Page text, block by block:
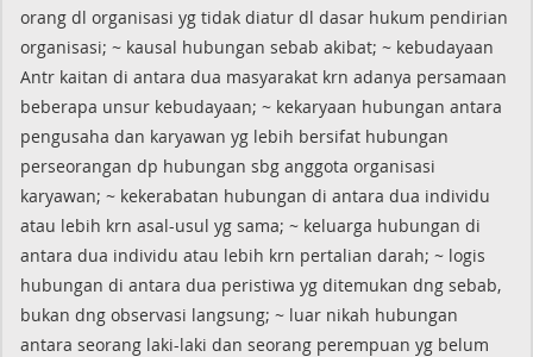
orang dl organisasi yg tidak diatur dl dasar hukum pendirian
organisasi; ~ kausal hubungan sebab akibat; ~ kebudayaan
Antr kaitan di antara dua masyarakat krn adanya persamaan
beberapa unsur kebudayaan; ~ kekaryaan hubungan antara
pengusaha dan karyawan yg lebih bersifat hubungan
perseorangan dp hubungan sbg anggota organisasi
karyawan; ~ kekerabatan hubungan di antara dua individu
atau lebih krn asal-usul yg sama; ~ keluarga hubungan di
antara dua individu atau lebih krn pertalian darah; ~ logis
hubungan di antara dua peristiwa yg ditemukan dng sebab,
bukan dng observasi langsung; ~ luar nikah hubungan
antara seorang laki-laki dan seorang perempuan yg belum